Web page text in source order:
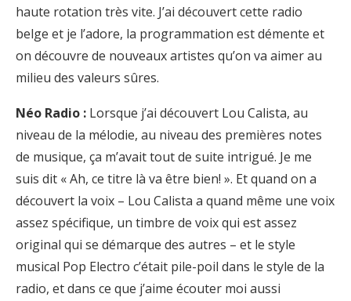
haute rotation très vite. J’ai découvert cette radio
belge et je l’adore, la programmation est démente et
on découvre de nouveaux artistes qu’on va aimer au
milieu des valeurs sûres.
Néo Radio : Lorsque j’ai découvert Lou Calista, au
niveau de la mélodie, au niveau des premières notes
de musique, ça m’avait tout de suite intrigué. Je me
suis dit « Ah, ce titre là va être bien! ». Et quand on a
découvert la voix – Lou Calista a quand même une voix
assez spécifique, un timbre de voix qui est assez
original qui se démarque des autres – et le style
musical Pop Electro c’était pile-poil dans le style de la
radio, et dans ce que j’aime écouter moi aussi